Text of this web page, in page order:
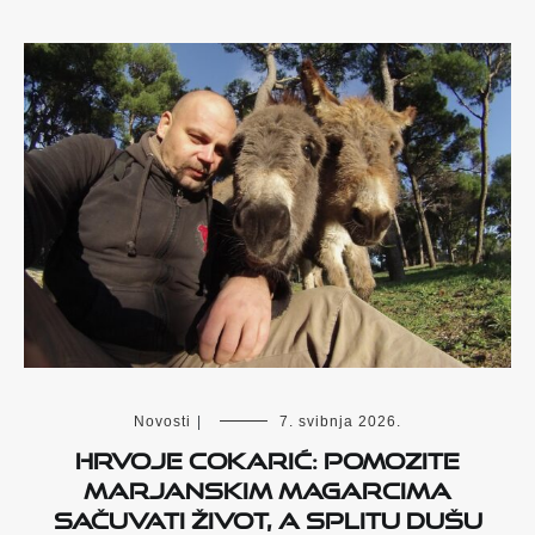
Novosti 7. svibnja 2026.
Hrvoje Cokarić: Pomozite
marjanskim magarcima
sačuvati život, a Splitu dušu